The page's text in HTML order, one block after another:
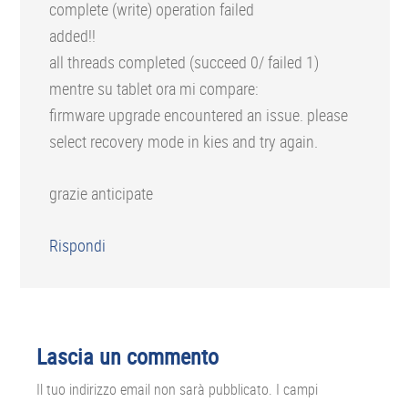
complete (write) operation failed
added!!
all threads completed (succeed 0/ failed 1)
mentre su tablet ora mi compare:
firmware upgrade encountered an issue. please
select recovery mode in kies and try again.
grazie anticipate
Rispondi
Lascia un commento
Il tuo indirizzo email non sarà pubblicato. I campi